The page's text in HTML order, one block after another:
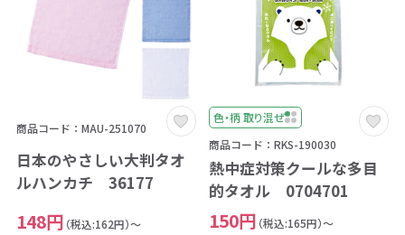
商品コード：MAU-251070
日本のやさしい大判タオ
ルハンカチ 36177
148円 （税込:162円）～
色・柄 取り混ぜ
商品コード：RKS-190030
熱中症対策クールな多目
的タオル 0704701
150円 （税込:165円）～